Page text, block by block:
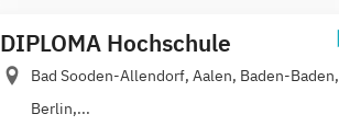
DIPLOMA Hochschule
Bad Sooden-Allendorf, Aalen, Baden-Baden,
Berlin,...